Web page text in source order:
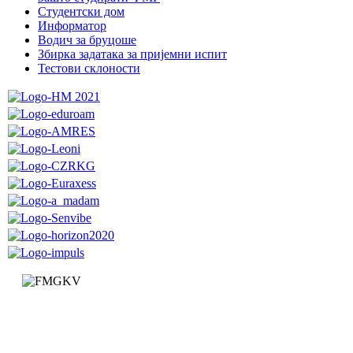
Студентски дом
Информатор
Водич за бруцоше
Збиркa задатака за пријемни испит
Тестови склоности